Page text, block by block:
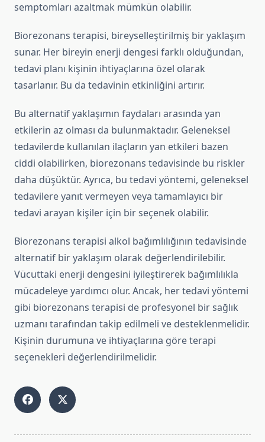
semptomları azaltmak mümkün olabilir.
Biorezonans terapisi, bireyselleştirilmiş bir yaklaşım
sunar. Her bireyin enerji dengesi farklı olduğundan,
tedavi planı kişinin ihtiyaçlarına özel olarak
tasarlanır. Bu da tedavinin etkinliğini artırır.
Bu alternatif yaklaşımın faydaları arasında yan
etkilerin az olması da bulunmaktadır. Geleneksel
tedavilerde kullanılan ilaçların yan etkileri bazen
ciddi olabilirken, biorezonans tedavisinde bu riskler
daha düşüktür. Ayrıca, bu tedavi yöntemi, geleneksel
tedavilere yanıt vermeyen veya tamamlayıcı bir
tedavi arayan kişiler için bir seçenek olabilir.
Biorezonans terapisi alkol bağımlılığının tedavisinde
alternatif bir yaklaşım olarak değerlendirilebilir.
Vücuttaki enerji dengesini iyileştirerek bağımlılıkla
mücadeleye yardımcı olur. Ancak, her tedavi yöntemi
gibi biorezonans terapisi de profesyonel bir sağlık
uzmanı tarafından takip edilmeli ve desteklenmelidir.
Kişinin durumuna ve ihtiyaçlarına göre terapi
seçenekleri değerlendirilmelidir.